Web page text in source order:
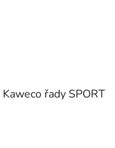
řady SPORT